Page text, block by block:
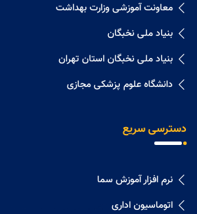
معاونت آموزشی وزارت بهداشت
بنیاد ملی نخبگان
بنیاد ملی نخبگان استان تهران
دانشگاه علوم پزشکی مجازی
دسترسی سریع
نرم افزار آموزش سما
اتوماسیون اداری